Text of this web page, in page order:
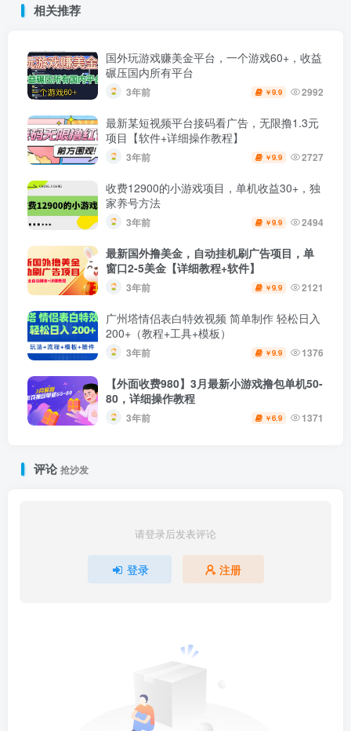
相关推荐
国外玩游戏赚美金平台，一个游戏60+，收益
碾压国内所有平台
3年前 ￥9.9 2992
最新某短视频平台接码看广告，无限撸1.3元
项目【软件+详细操作教程】
3年前 ￥9.9 2727
收费12900的小游戏项目，单机收益30+，独
家养号方法
3年前 ￥9.9 2494
最新国外撸美金，自动挂机刷广告项目，单
窗口2-5美金【详细教程+软件】
3年前 ￥9.9 2121
广州塔情侣表白特效视频 简单制作 轻松日入
200+（教程+工具+模板）
3年前 ￥9.9 1376
【外面收费980】3月最新小游戏撸包单机50-
80，详细操作教程
3年前 ￥6.9 1371
评论抢沙发
请登录后发表评论
登录 注册